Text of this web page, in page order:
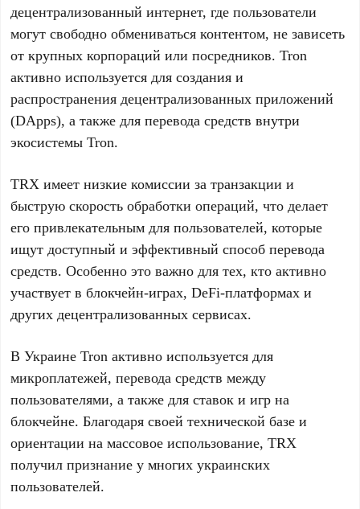
децентрализованный интернет, где пользователи
могут свободно обмениваться контентом, не зависеть
от крупных корпораций или посредников. Tron
активно используется для создания и
распространения децентрализованных приложений
(DApps), а также для перевода средств внутри
экосистемы Tron.
TRX имеет низкие комиссии за транзакции и
быструю скорость обработки операций, что делает
его привлекательным для пользователей, которые
ищут доступный и эффективный способ перевода
средств. Особенно это важно для тех, кто активно
участвует в блокчейн-играх, DeFi-платформах и
других децентрализованных сервисах.
В Украине Tron активно используется для
микроплатежей, перевода средств между
пользователями, а также для ставок и игр на
блокчейне. Благодаря своей технической базе и
ориентации на массовое использование, TRX
получил признание у многих украинских
пользователей.